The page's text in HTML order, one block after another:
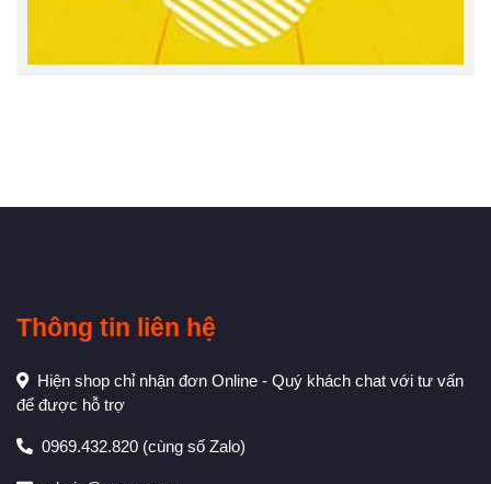
Thông tin liên hệ
Hiện shop chỉ nhận đơn Online - Quý khách chat với tư vấn
để được hỗ trợ
0969.432.820 (cùng số Zalo)